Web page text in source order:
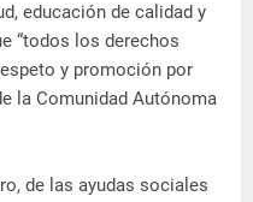
educación de calidad y
“todos los derechos
y promoción por
la Comunidad Autónoma
de las ayudas sociales